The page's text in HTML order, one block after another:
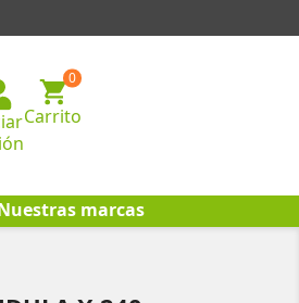
Carrito
0
marcas